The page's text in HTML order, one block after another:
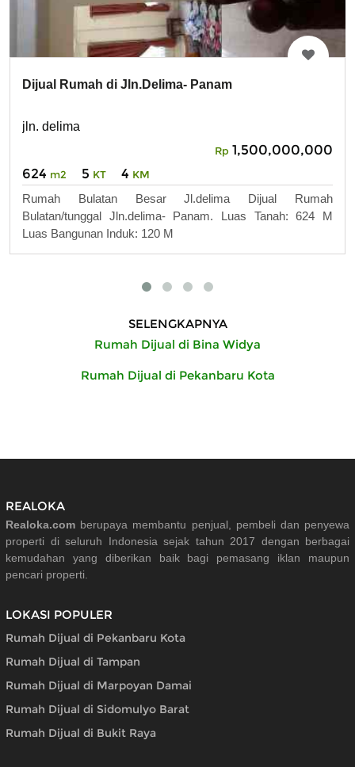
Dijual Rumah di Jln.Delima- Panam
jln. delima
Rp 1,500,000,000
624 m2 5 KT 4 KM
Rumah Bulatan Besar Jl.delima Dijual Rumah
Bulatan/tunggal Jln.delima- Panam. Luas Tanah: 624 M
Luas Bangunan Induk: 120 M
SELENGKAPNYA
Rumah Dijual di Bina Widya
Rumah Dijual di Pekanbaru Kota
REALOKA
Realoka.com berupaya membantu penjual, pembeli dan penyewa
properti di seluruh Indonesia sejak tahun 2017 dengan berbagai
kemudahan yang diberikan baik bagi pemasang iklan maupun
pencari properti.
LOKASI POPULER
Rumah Dijual di Pekanbaru Kota
Rumah Dijual di Tampan
Rumah Dijual di Marpoyan Damai
Rumah Dijual di Sidomulyo Barat
Rumah Dijual di Bukit Raya